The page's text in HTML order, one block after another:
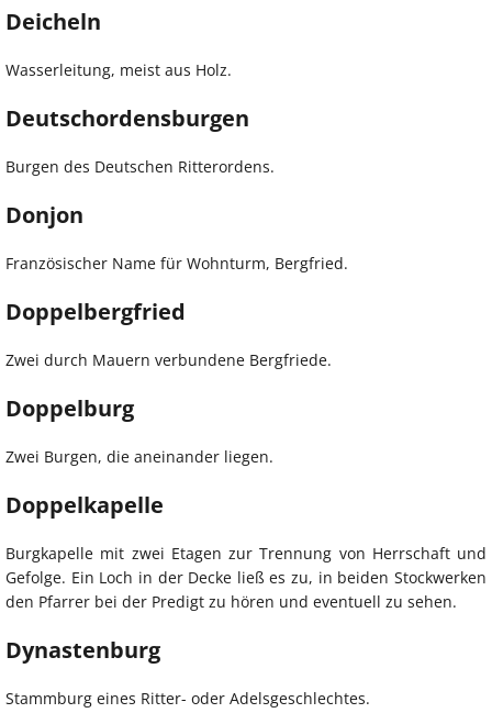
Deicheln
Wasserleitung, meist aus Holz.
Deutschordensburgen
Burgen des Deutschen Ritterordens.
Donjon
Französischer Name für Wohnturm, Bergfried.
Doppelbergfried
Zwei durch Mauern verbundene Bergfriede.
Doppelburg
Zwei Burgen, die aneinander liegen.
Doppelkapelle
Burgkapelle mit zwei Etagen zur Trennung von Herrschaft und
Gefolge. Ein Loch in der Decke ließ es zu, in beiden Stockwerken
den Pfarrer bei der Predigt zu hören und eventuell zu sehen.
Dynastenburg
Stammburg eines Ritter- oder Adelsgeschlechtes.